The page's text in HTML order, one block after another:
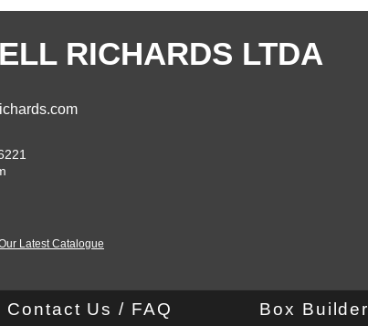
RICHARDS LTDA
Latest Catalogue
Contact Us / FAQ Box Builder